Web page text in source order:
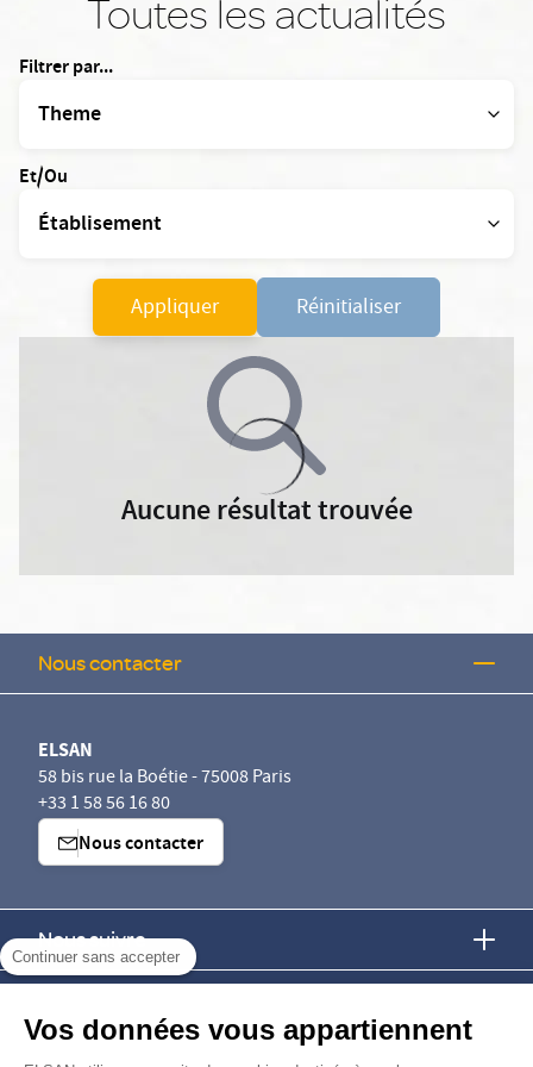
Continuer sans accepter
Vos données vous appartiennent
Toutes les actualités
Filtrer par...
Et/Ou
Appliquer Réinitialiser
Aucune résultat trouvée
Nous contacter
ELSAN
58 bis rue la Boétie - 75008 Paris
+33 1 58 56 16 80
Nous contacter
Nous suivre
Nous rejoindre